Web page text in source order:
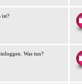
ist?
Was tun?